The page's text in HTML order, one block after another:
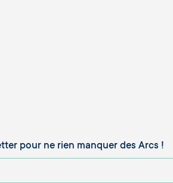
pour ne rien manquer des Arcs !